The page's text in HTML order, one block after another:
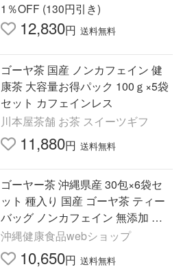
1％OFF (130円引き)
12,830円 送料無料
ゴーヤ茶 国産 ノンカフェイン 健
康茶 大容量お得パック 100ｇ×5袋
セット カフェインレス
川本屋茶舗 お茶 スイーツギフ
11,880円 送料無料
ゴーヤー茶 沖縄県産 30包×6袋セ
ット 種入り 国産 ゴーヤ茶 ティー
バッグ ノンカフェイン 無添加 健
康茶 苦瓜茶 ティーパック お茶 送
料無料 うっちん沖縄
沖縄健康食品webショップ
10,650円 送料無料